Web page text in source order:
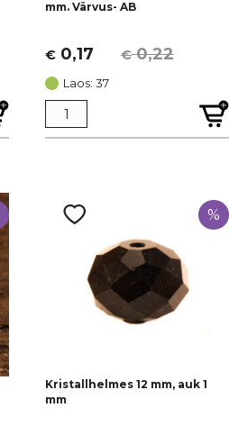
mm. Värvus- AB
€0,22
Algne
hind
oli:
€ 0,22.
€ 0,17
Current
price
is:
€ 0,17.
Laos: 37
%
Kristallhelmes 12 mm, auk 1
mm